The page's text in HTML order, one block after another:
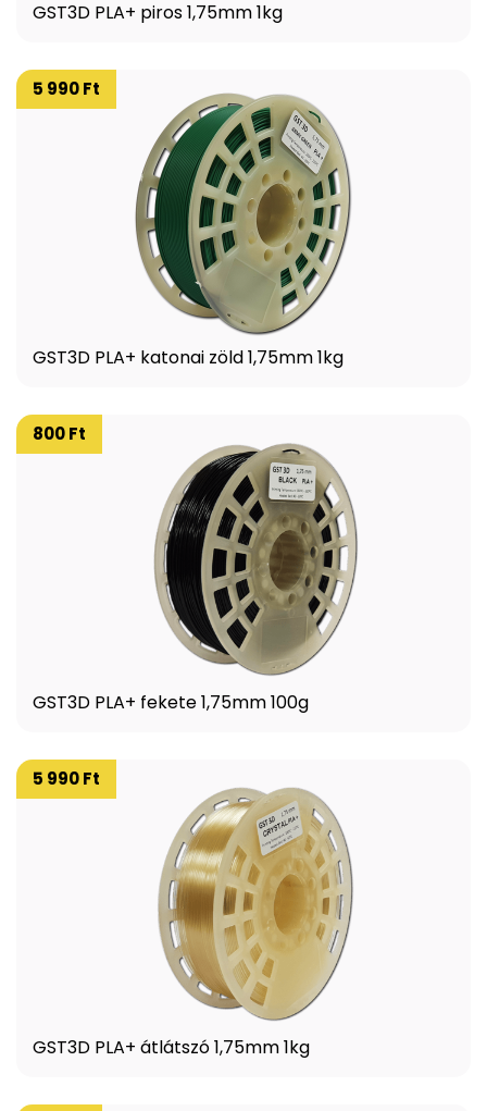
GST3D PLA+ piros 1,75mm 1kg
GST3D PLA+ katonai zöld 1,75mm 1kg
5 990 Ft
GST3D PLA+ fekete 1,75mm 100g
800 Ft
GST3D PLA+ átlátszó 1,75mm 1kg
5 990 Ft